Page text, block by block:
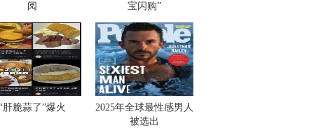
阅
宝闪购”
肝脆蒜了”爆火
2025年全球最性感男人
被选出